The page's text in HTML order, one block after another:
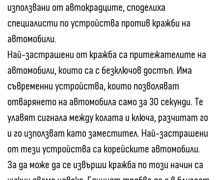
използвани от автокрадците, споделиха
специалисти по устройства против кражби на
автомобили.
Най-застрашени от кражба са притежателите на
автомобили, които са с безключов достъп. Има
съвременни устройства, които позволяват
отварянето на автомобила само за 30 секунди. Те
улавят сигнала между колата и ключа, разчитат го
и го използват като заместител. Най-застрашени
от тези устройства са корейските автомобили.
За да може да се извърши кражба по този начин са